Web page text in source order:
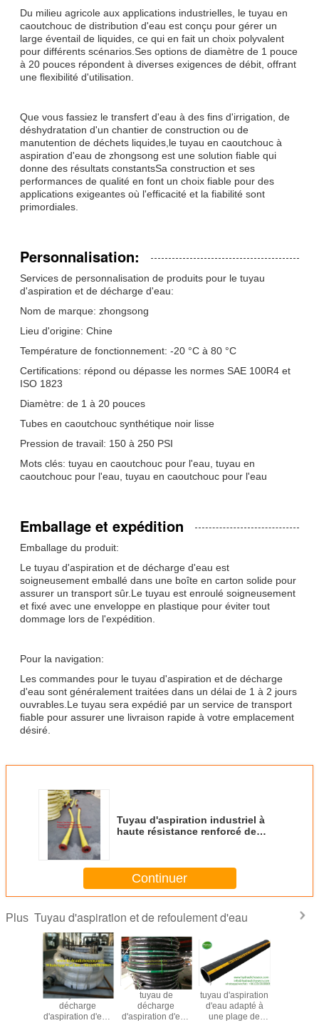
Du milieu agricole aux applications industrielles, le tuyau en
caoutchouc de distribution d'eau est conçu pour gérer un
large éventail de liquides, ce qui en fait un choix polyvalent
pour différents scénarios.Ses options de diamètre de 1 pouce
à 20 pouces répondent à diverses exigences de débit, offrant
une flexibilité d'utilisation.
Que vous fassiez le transfert d'eau à des fins d'irrigation, de
déshydratation d'un chantier de construction ou de
manutention de déchets liquides,le tuyau en caoutchouc à
aspiration d'eau de zhongsong est une solution fiable qui
donne des résultats constantsSa construction et ses
performances de qualité en font un choix fiable pour des
applications exigeantes où l'efficacité et la fiabilité sont
primordiales.
Personnalisation:
Services de personnalisation de produits pour le tuyau
d'aspiration et de décharge d'eau:
Nom de marque: zhongsong
Lieu d'origine: Chine
Température de fonctionnement: -20 °C à 80 °C
Certifications: répond ou dépasse les normes SAE 100R4 et
ISO 1823
Diamètre: de 1 à 20 pouces
Tubes en caoutchouc synthétique noir lisse
Pression de travail: 150 à 250 PSI
Mots clés: tuyau en caoutchouc pour l'eau, tuyau en
caoutchouc pour l'eau, tuyau en caoutchouc pour l'eau
Emballage et expédition
Emballage du produit:
Le tuyau d'aspiration et de décharge d'eau est
soigneusement emballé dans une boîte en carton solide pour
assurer un transport sûr.Le tuyau est enroulé soigneusement
et fixé avec une enveloppe en plastique pour éviter tout
dommage lors de l'expédition.
Pour la navigation:
Les commandes pour le tuyau d'aspiration et de décharge
d'eau sont généralement traitées dans un délai de 1 à 2 jours
ouvrables.Le tuyau sera expédié par un service de transport
fiable pour assurer une livraison rapide à votre emplacement
désiré.
Tuyau d'aspiration industriel à
haute résistance renforcé de
Continuer
Plus Tuyau d'aspiration et de refoulement d'eau
tuyau de
décharge
d'aspiration d'eau
tuyau de
décharge
d'aspiration d'eau
tuyau d'aspiration
d'eau adapté à
une plage de